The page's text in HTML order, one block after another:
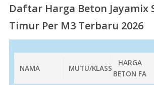
Daftar Harga Beton Jayamix
Timur Per M3 Terbaru 2026
NAMA MUTU/KLASS
HARGA
BETON FA